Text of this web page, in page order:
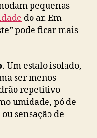
pequenas
do ar. Em
pode ficar mais
. Um estalo isolado,
ser menos
repetitivo
umidade, pó de
sensação de